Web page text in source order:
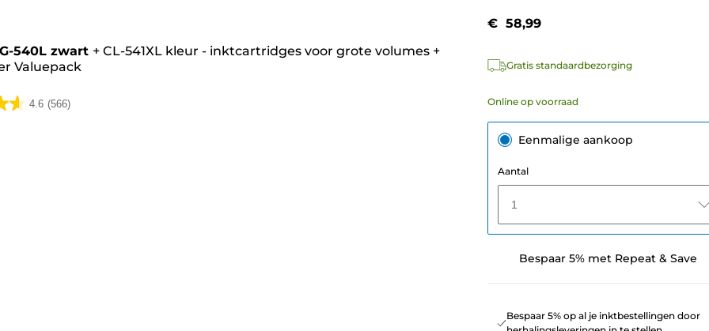
540L zwart + CL-541XL kleur - inktcartridges voor grote volumes +
Valuepack
4.6 (566)
€ 58,99
Gratis standaardbezorging
Online op voorraad
Eenmalige aankoop
Aantal
1
Bespaar 5% met Repeat & Save
Bespaar 5% op al je inktbestellingen door